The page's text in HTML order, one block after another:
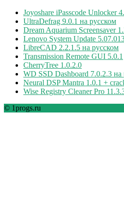
Joyoshare iPasscode Unlocker
UltraDefrag 9.0.1 на русском
Dream Aquarium Screensaver
Lenovo System Update
LibreCAD 2.2.1.5 на русском
Transmission Remote GUI 5.0.1
CherryTree 1.0.2.0
WD SSD Dashboard 7.0.2.3 на
Neural DSP Mantra 1.0.1 +
Wise Registry Cleaner Pro
© 1progs.ru